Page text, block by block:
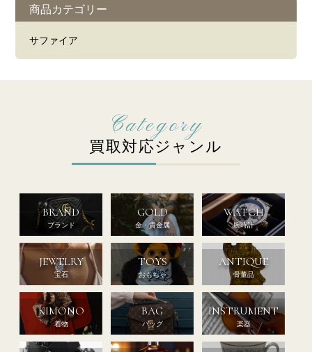
商品カテゴリー
サファイア
買取対応ジャンル
BRAND
ブランド
GOLD
金・貴金属
WATCH
腕時計
JEWELRY
宝石
TOYS
おもちゃ
ANTIQUE
骨董品
KIMONO
着物
BAG
バッグ
INSTRUMENT
楽器